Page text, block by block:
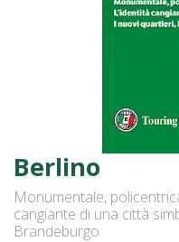
Berlino
Monumentale,
cangiante di una città
Brandeburgo